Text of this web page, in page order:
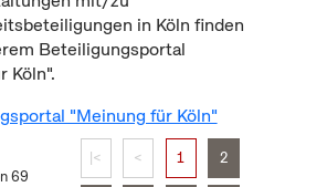
in Köln finden
Beteiligungsportal
Köln".
"Meinung für Köln"
69
|< < 1 2